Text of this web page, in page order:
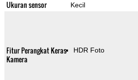
Ukuran sensor Kecil
Fitur Perangkat Keras
Kamera
HDR Foto